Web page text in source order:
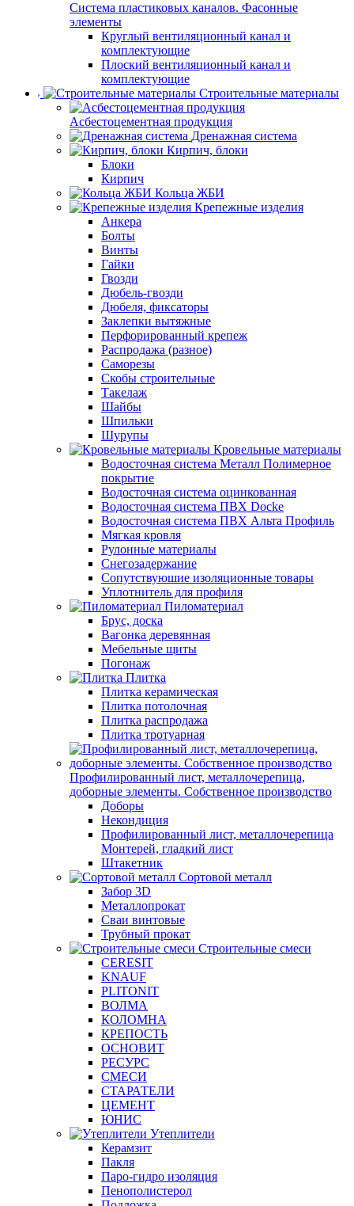
Система пластиковых каналов. Фасонные
элементы
Круглый вентиляционный канал и
комплектующие
Плоский вентиляционный канал и
комплектующие
Строительные материалы
Асбестоцементная продукция
Дренажная система
Кирпич, блоки
Блоки
Кирпич
Кольца ЖБИ
Крепежные изделия
Анкера
Болты
Винты
Гайки
Гвозди
Дюбель-гвозди
Дюбеля, фиксаторы
Заклепки вытяжные
Перфорированный крепеж
Распродажа (разное)
Саморезы
Скобы строительные
Такелаж
Шайбы
Шпильки
Шурупы
Кровельные материалы
Водосточная система Металл Полимерное
покрытие
Водосточная система оцинкованная
Водосточная система ПВХ Docke
Водосточная система ПВХ Альта Профиль
Мягкая кровля
Рулонные материалы
Снегозадержание
Сопутствуюшие изоляционные товары
Уплотнитель для профиля
Пиломатериал
Брус, доска
Вагонка деревянная
Мебельные щиты
Погонаж
Плитка
Плитка керамическая
Плитка потолочная
Плитка распродажа
Плитка тротуарная
Профилированный лист, металлочерепица,
доборные элементы. Собственное производство
Доборы
Некондиция
Профилированный лист, металлочерепица
Монтерей, гладкий лист
Штакетник
Сортовой металл
Забор 3D
Металлопрокат
Сваи винтовые
Трубный прокат
Строительные смеси
CERESIT
KNAUF
PLITONIT
ВОЛМА
КОЛОМНА
КРЕПОСТЬ
ОСНОВИТ
РЕСУРС
СМЕСИ
СТАРАТЕЛИ
ЦЕМЕНТ
ЮНИС
Утеплители
Керамзит
Пакля
Паро-гидро изоляция
Пенополистерол